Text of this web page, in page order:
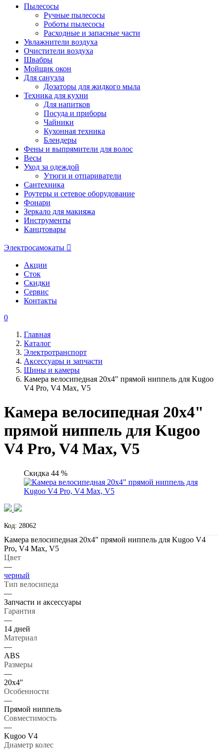
Пылесосы
Ручные пылесосы
Роботы пылесосы
Расходные и запасные части
Увлажнители воздуха
Очистители воздуха
Швабры
Мойщик окон
Для санузла
Дозаторы для жидкого мыла
Техника для кухни
Для напитков
Посуда и приборы
Чайники
Кухонная техника
Блендеры
Фены и выпрямители для волос
Весы
Уход за одеждой
Утюги и отпариватели
Сантехника
Роутеры и сетевое оборудование
Фонари
Зеркало для макияжа
Инструменты
Канцтовары
Электросамокаты
Акции
Сток
Скидки
Сервис
Контакты
0
Главная
Каталог
Электротранспорт
Аксессуары и запчасти
Шины и камеры
Камера велосипедная 20x4" прямой ниппель для Kugoo
V4 Pro, V4 Max, V5
Камера велосипедная 20x4"
прямой ниппель для Kugoo
V4 Pro, V4 Max, V5
Скидка 44 %
Код: 28062
Камера велосипедная 20x4" прямой ниппель для Kugoo V4
Pro, V4 Max, V5
Цвет
—
черный
Тип велосипеда
—
Запчасти и аксессуары
Гарантия
—
14 дней
Материал
—
ABS
Размеры
—
20x4"
Особенности
—
Прямой ниппель
Совместимость
—
Kugoo V4
Диаметр колес